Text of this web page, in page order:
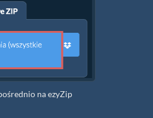
na ezyZip